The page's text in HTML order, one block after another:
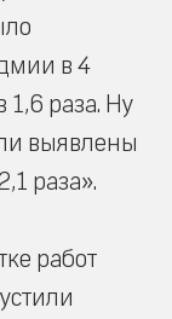
в 4
1,6 раза. Ну
выявлены
раза».
работ